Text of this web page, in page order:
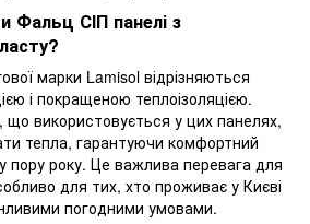
Фальц СІП панелі з
марки Lamisol відрізняються
і покращеною теплоізоляцією.
що використовується у цих панелях,
тепла, гарантуючи комфортний
пору року. Це важлива перевага для
для тих, хто проживає у Києві
погодними умовами.